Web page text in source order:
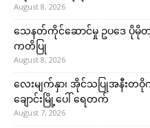
August 8, 2026
သေနတ်ကိုင်ဆောင်မှု ဥပဒေ ပိုမိုတ
ကတိပြု
August 8, 2026
လေးမျက်နှာ၊ အိုင်သပြုအနီးတဝို
ချောင်းမြို့ပေါ် ရေတက်
August 7, 2026